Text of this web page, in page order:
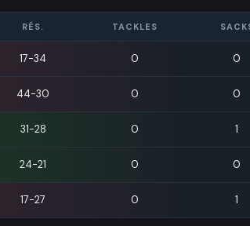
RÉS. TACKLES
17-34 0 0
44-30 0 0
31-28 0 1
24-21 0 0
17-27 0 1